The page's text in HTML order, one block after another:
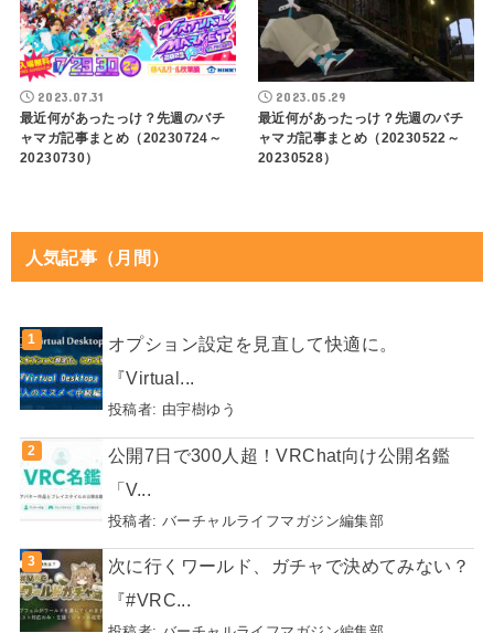
2023.07.31
最近何があったっけ？先週のバチ
ャマガ記事まとめ（20230724～
20230730）
2023.05.29
最近何があったっけ？先週のバチ
ャマガ記事まとめ（20230522～
20230528）
人気記事（月間）
オプション設定を見直して快適に。
『Virtual...
投稿者: 由宇樹ゆう
公開7日で300人超！VRChat向け公開名鑑
「V...
投稿者: バーチャルライフマガジン編集部
次に行くワールド、ガチャで決めてみない？
『#VRC...